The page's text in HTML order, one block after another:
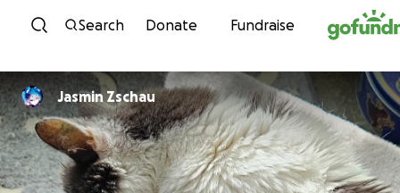
Skip to content
Search Donate Fundraise
Jasmin Zschau